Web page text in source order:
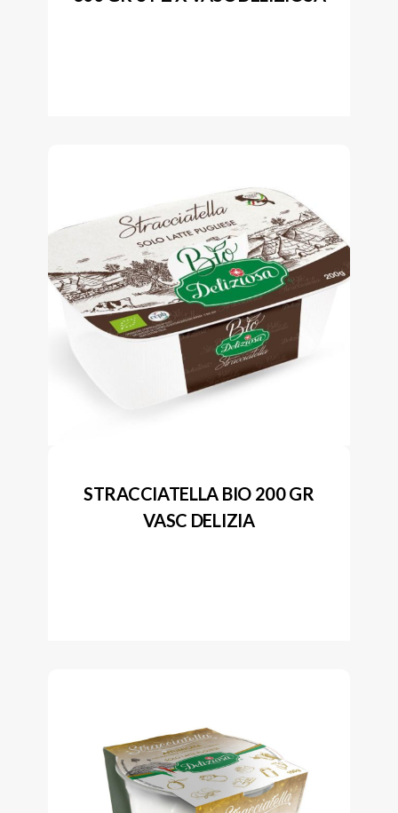
STRACCIATELLA BIO 200 GR
VASC DELIZIA